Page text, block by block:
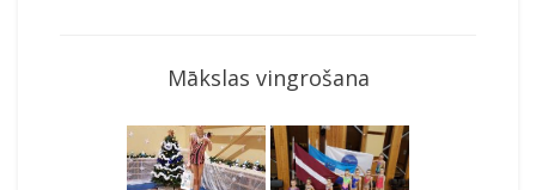
Mākslas vingrošana